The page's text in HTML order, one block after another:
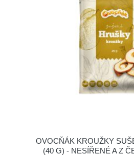
OVOCŇÁK KROUŽKY
(40 G) - NESÍŘENÉ A Z